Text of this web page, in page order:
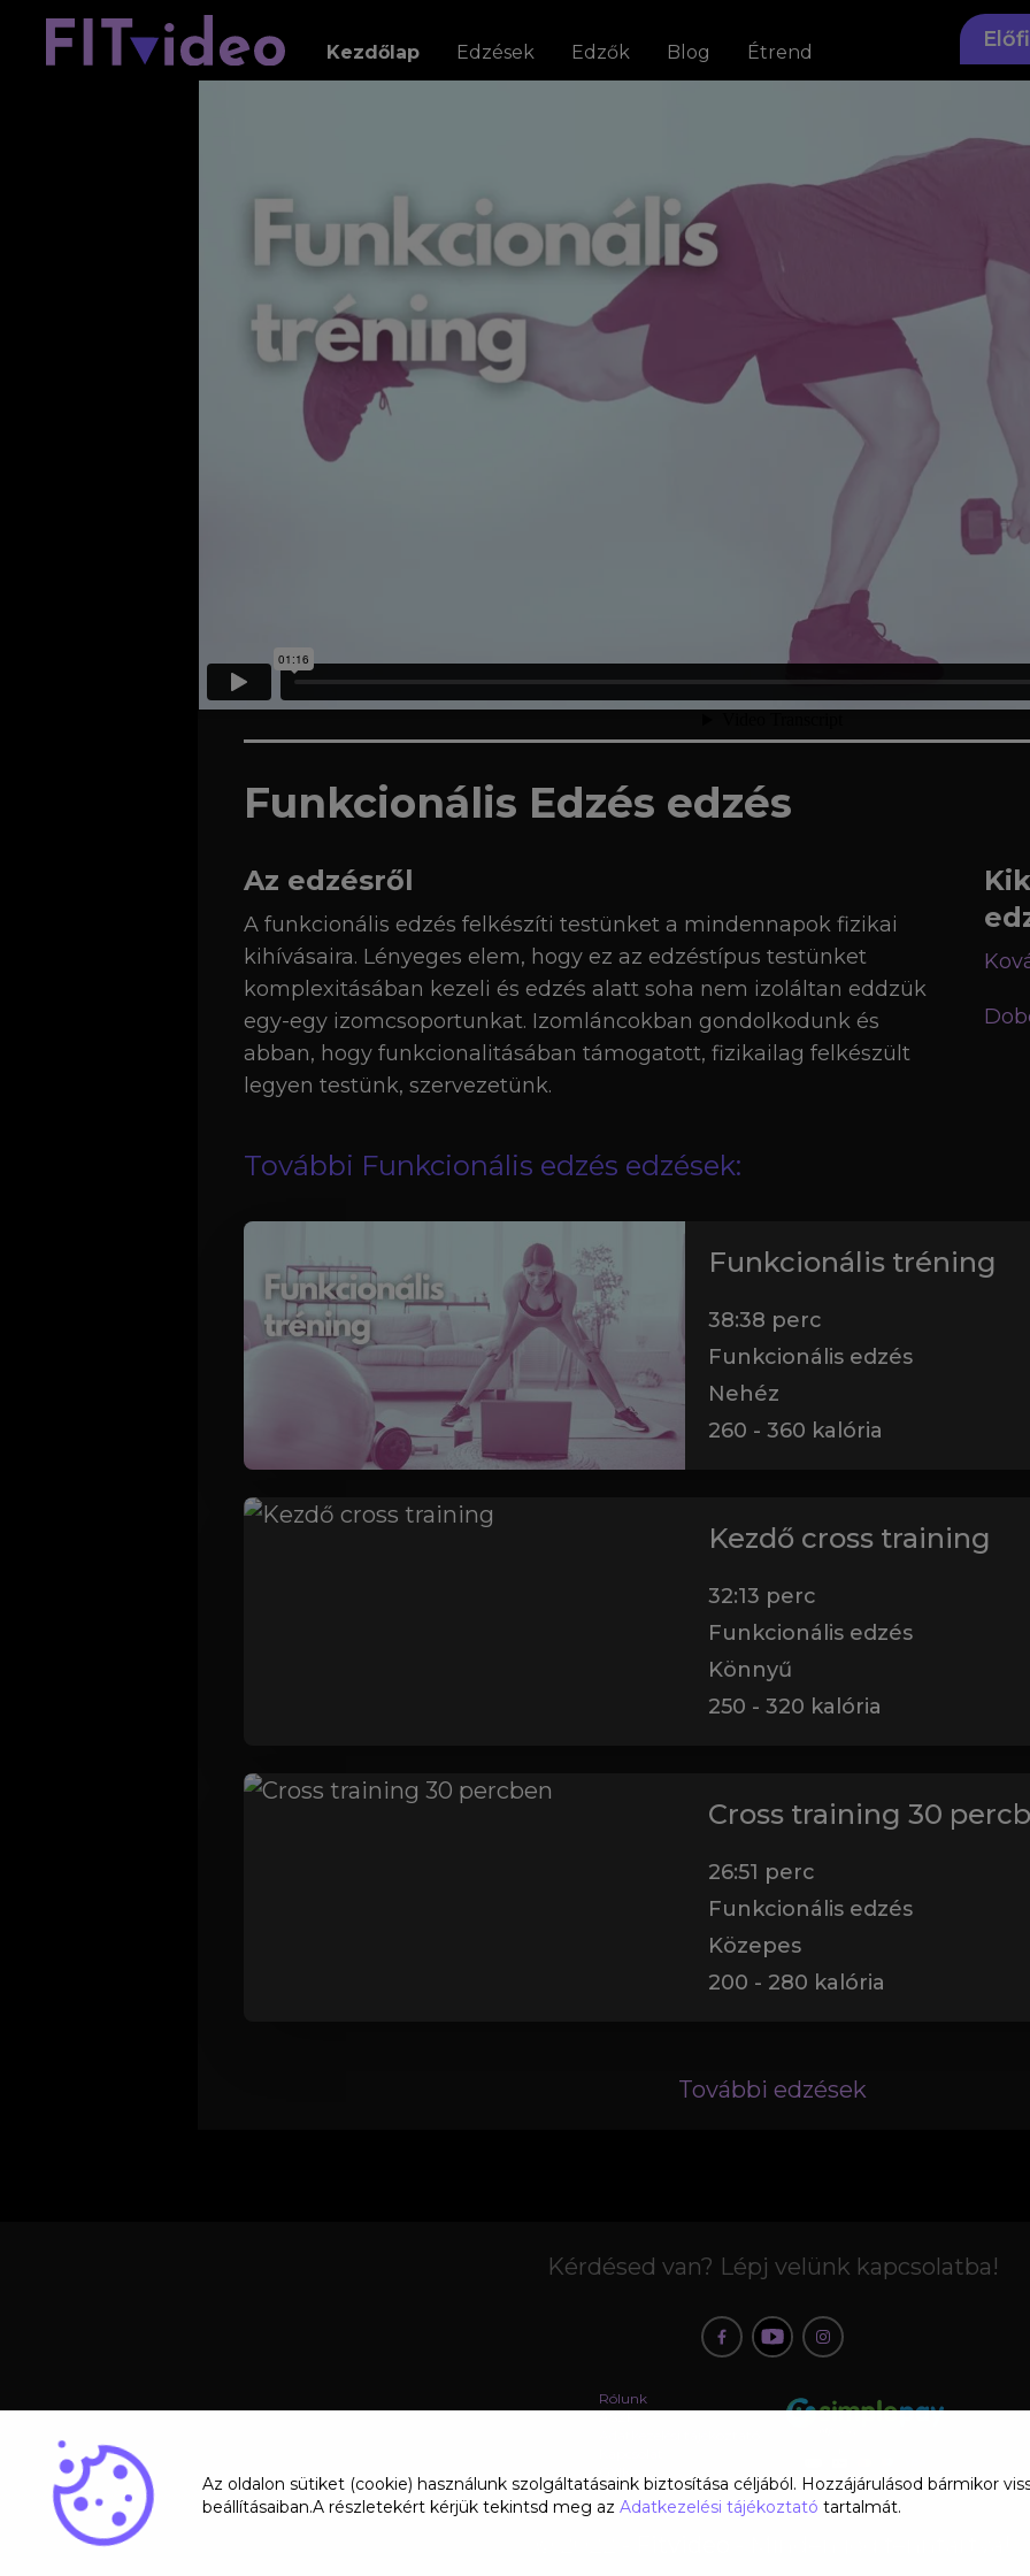
Kezdőlap Edzések Edzők Blog Étrend
Az oldalon sütiket (cookie) használunk szolgáltatásaink biztosítása céljából. Hozzájárulásod bármikor
beállításaiban.A részletekért kérjük tekintsd meg az Adatkezelési tájékoztató tartalmát.
Funkcionális Edzés edzés
Az edzésről
A funkcionális edzés felkészíti testünket a mindennapok fizikai
kihívásaira. Lényeges elem, hogy ez az edzéstípus testünket
komplexitásában kezeli és edzés alatt soha nem izoláltan eddzük
egy-egy izomcsoportunkat. Izomláncokban gondolkodunk és
abban, hogy funkcionalitásában támogatott, fizikailag felkészült
legyen testünk, szervezetünk.
További Funkcionális edzés edzések:
Funkcionális tréning
38:38 perc
Funkcionális edzés
Nehéz
260 - 360 kalória
Kezdő cross training
32:13 perc
Funkcionális edzés
Könnyű
250 - 320 kalória
Cross training 30
26:51 perc
Funkcionális edzés
Közepes
200 - 280 kalória
További edzések
Kérdésed van? Lépj velünk kapcsolatba!
Rólunk
ÁSZF